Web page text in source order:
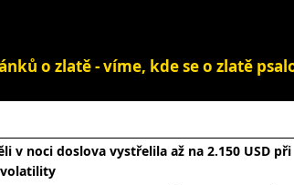
o zlatě - víme, kde se o zlatě
v noci doslova vystřelila až na 2.150 USD při